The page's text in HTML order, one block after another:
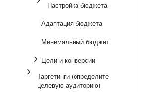
Настройка бюджета
Адаптация бюджета
Минимальный бюджет
Цели и конверсии
Таргетинги (определите
целевую аудиторию)